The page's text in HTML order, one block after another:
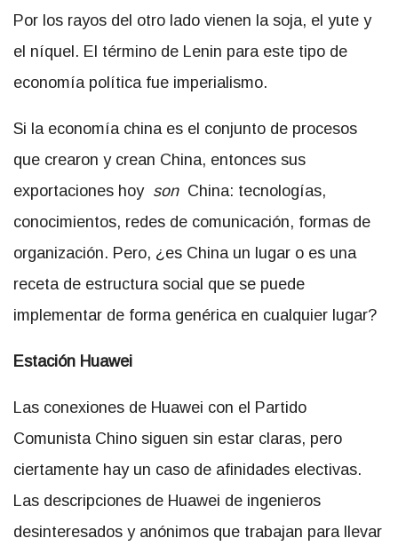
Por los rayos del otro lado vienen la soja, el yute y
el níquel. El término de Lenin para este tipo de
economía política fue imperialismo.
Si la economía china es el conjunto de procesos
que crearon y crean China, entonces sus
exportaciones hoy sonChina: tecnologías,
conocimientos, redes de comunicación, formas de
organización. Pero, ¿es China un lugar o es una
receta de estructura social que se puede
implementar de forma genérica en cualquier lugar?
Estación Huawei
Las conexiones de Huawei con el Partido
Comunista Chino siguen sin estar claras, pero
ciertamente hay un caso de afinidades electivas.
Las descripciones de Huawei de ingenieros
desinteresados y anónimos que trabajan para llevar